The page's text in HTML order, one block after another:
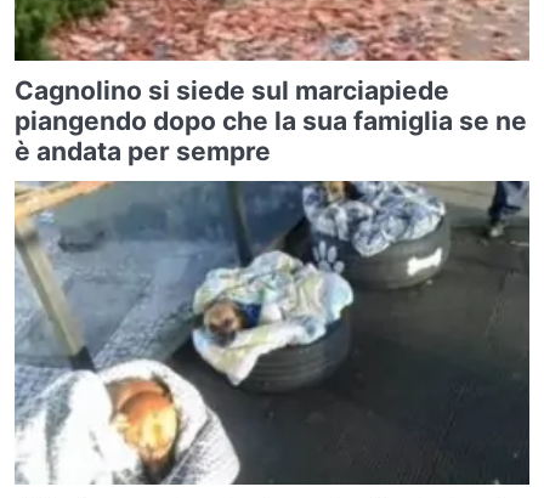
Cagnolino si siede sul marciapiede
piangendo dopo che la sua famiglia se ne
è andata per sempre